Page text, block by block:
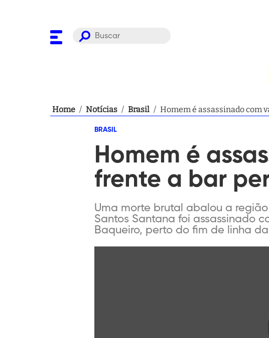
Home / Notícias / Brasil / Homem é assassinado com
BRASIL
Homem é
frente a bar
Uma morte brutal abalou a
Santos Santana foi assassinado
Baqueiro, perto do fim de linha